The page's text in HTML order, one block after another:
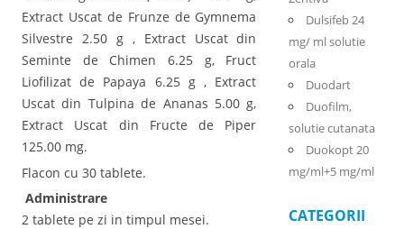
Extract Uscat de Frunze de Gymnema
Silvestre 2.50 g , Extract Uscat din
Seminte de Chimen 6.25 g, Fruct
Liofilizat de Papaya 6.25 g , Extract
Uscat din Tulpina de Ananas 5.00 g,
Extract Uscat din Fructe de Piper
125.00 mg.
Flacon cu 30 tablete.
Administrare
2 tablete pe zi in timpul mesei.
Dulsifeb 24
mg/ ml solutie
orala
Duodart
Duofilm,
solutie cutanata
Duokopt 20
mg/ml+5 mg/ml
CATEGORII